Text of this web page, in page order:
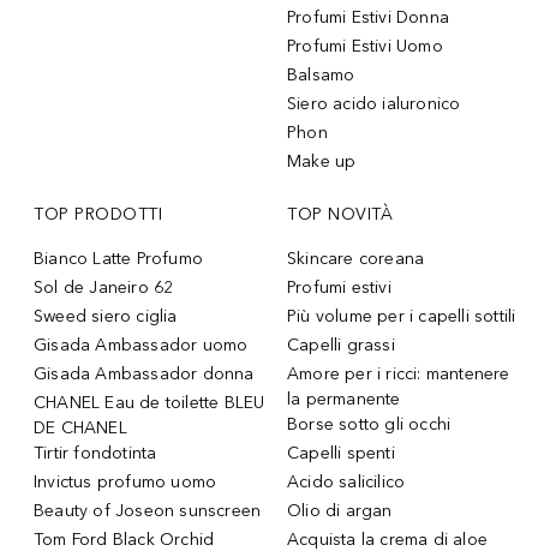
Profumi Estivi Donna
Profumi Estivi Uomo
Balsamo
Siero acido ialuronico
Phon
Make up
TOP PRODOTTI
Bianco Latte Profumo
Sol de Janeiro 62
Sweed siero ciglia
Gisada Ambassador uomo
Gisada Ambassador donna
CHANEL Eau de toilette BLEU
DE CHANEL
Tirtir fondotinta
Invictus profumo uomo
Beauty of Joseon sunscreen
Tom Ford Black Orchid
TOP NOVITÀ
Skincare coreana
Profumi estivi
Più volume per i capelli sottili
Capelli grassi
Amore per i ricci: mantenere
la permanente
Borse sotto gli occhi
Capelli spenti
Acido salicilico
Olio di argan
Acquista la crema di aloe